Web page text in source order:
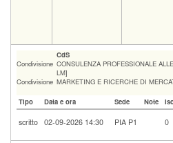
CdS
Condivisione CONSULENZA PROFESSIONALE
LM]
Condivisione MARKETING E RICERCHE DI
Tipo
Data e ora Sede Note
scritto 02-09-2026 14:30 PIA P1 0